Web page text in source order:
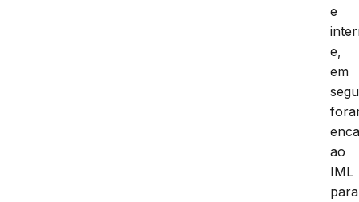
e
e,
em
ao
IML
para